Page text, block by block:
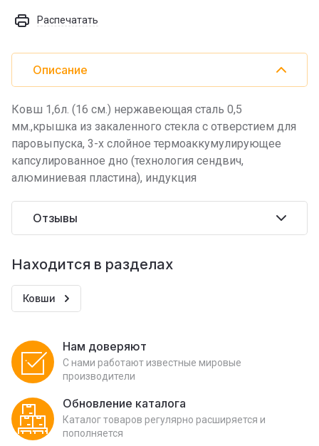
Распечатать
Описание
Ковш 1,6л. (16 см.) нержавеющая сталь 0,5
мм.,крышка из закаленного стекла с отверстием для
паровыпуска, 3-х слойное термоаккумулирующее
капсулированное дно (технология сендвич,
алюминиевая пластина), индукция
Отзывы
Находится в разделах
Ковши
Нам доверяют
С нами работают известные мировые
производители
Обновление каталога
Каталог товаров регулярно расширяется и
пополняется